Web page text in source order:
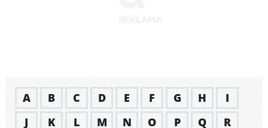
A B C D E F G H
I
J
K L M N O P Q R